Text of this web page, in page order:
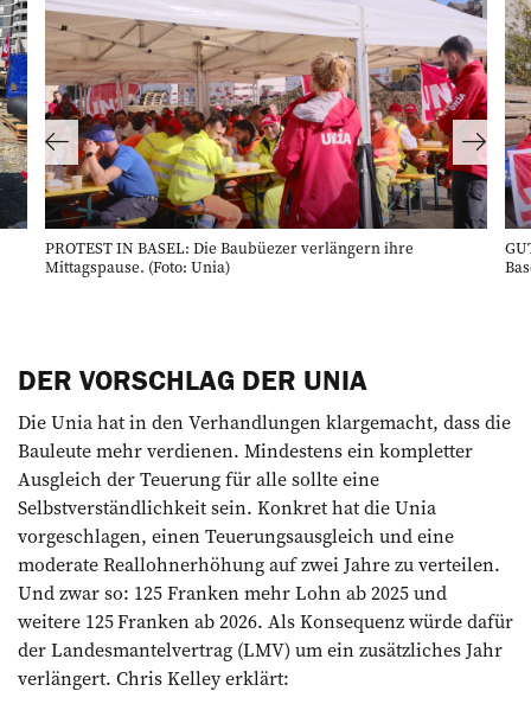
PROTEST IN BASEL: Die Baubüezer verlängern ihre
Mittagspause. (Foto: Unia)
DER VORSCHLAG DER UNIA
Die Unia hat in den Verhandlungen klargemacht, dass die
Bauleute mehr verdienen. Mindestens ein kompletter
Ausgleich der Teuerung für alle sollte eine
Selbstverständlichkeit sein. Konkret hat die Unia
vorgeschlagen, einen Teuerungsausgleich und eine
moderate Reallohnerhöhung auf zwei Jah­­re zu verteilen.
Und zwar so: 125 Franken mehr Lohn ab 2025 und
weitere 125 Franken ab 2026. Als Konsequenz würde dafür
der Landesmantelvertrag (LMV) um ein zusätzliches Jahr
verlängert. Chris Kelley erklärt: